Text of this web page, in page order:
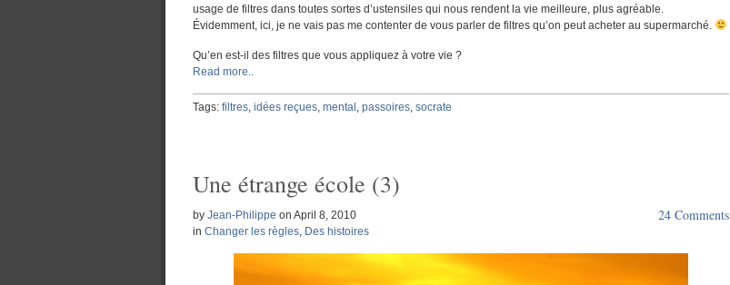
usage de filtres dans toutes sortes d’ustensiles qui nous rendent la vie meilleure, plus agréable.
Évidemment, ici, je ne vais pas me contenter de vous parler de filtres qu’on peut acheter au supermarché.
Qu’en est-il des filtres que vous appliquez à votre vie ?
Read more..
Tags: filtres, idées reçues, mental , passoires, socrate
Une étrange école (3)
by Jean-Philippe on April 8, 2010
in Changer les règles, Des histoires
24 Comments